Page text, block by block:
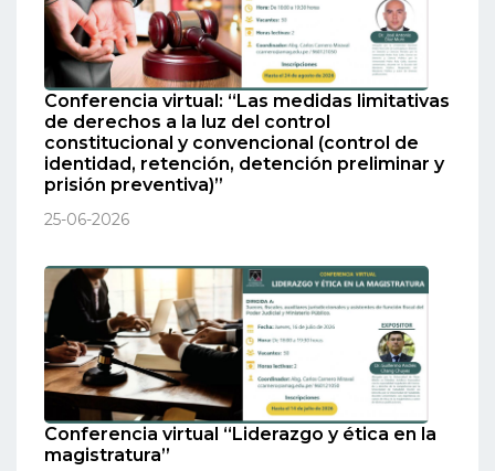
Conferencia virtual: “Las medidas limitativas
de derechos a la luz del control
constitucional y convencional (control de
identidad, retención, detención preliminar y
prisión preventiva)”
25-06-2026
Conferencia virtual “Liderazgo y ética en la
magistratura”